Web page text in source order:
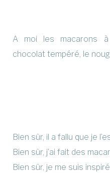
A moi les macarons
chocolat tempéré, le
Bien sûr, il a fallu que je
Bien sûr, j’ai fait des
Bien sûr, je me suis